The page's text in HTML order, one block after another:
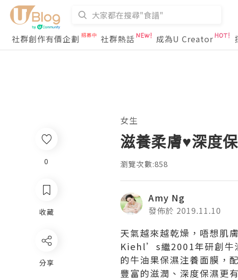
社群創作有價企劃
社群熱話 成為U Creator
女生
滋養柔膚♥深度
瀏覽次數:858
Amy Ng
發佈於 2019.11.10
天氣越來越乾燥，唔想肌
Kiehl’s繼2001年研創牛
的牛油果保濕注養面膜，
豐富的滋潤、深度保濕更
0
收藏
分享